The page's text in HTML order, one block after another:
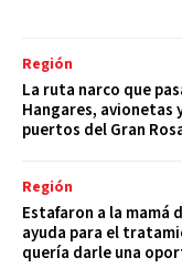
Región
La ruta narco que
Hangares, avionetas
puertos del Gran
Región
Estafaron a la mamá
ayuda para el
quería darle una